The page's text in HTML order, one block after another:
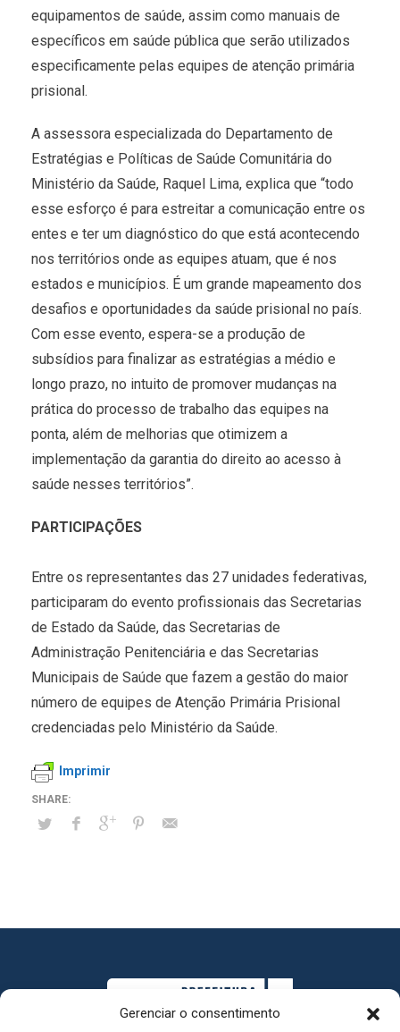
Gerenciar o consentimento
equipamentos de saúde, assim como manuais de
específicos em saúde pública que serão utilizados
especificamente pelas equipes de atenção primária
prisional.
A assessora especializada do Departamento de
Estratégias e Políticas de Saúde Comunitária do
Ministério da Saúde, Raquel Lima, explica que “todo
esse esforço é para estreitar a comunicação entre os
entes e ter um diagnóstico do que está acontecendo
nos territórios onde as equipes atuam, que é nos
estados e municípios. É um grande mapeamento dos
desafios e oportunidades da saúde prisional no país.
Com esse evento, espera-se a produção de
subsídios para finalizar as estratégias a médio e
longo prazo, no intuito de promover mudanças na
prática do processo de trabalho das equipes na
ponta, além de melhorias que otimizem a
implementação da garantia do direito ao acesso à
saúde nesses territórios”.
PARTICIPAÇÕES
Entre os representantes das 27 unidades federativas,
participaram do evento profissionais das Secretarias
de Estado da Saúde, das Secretarias de
Administração Penitenciária e das Secretarias
Municipais de Saúde que fazem a gestão do maior
número de equipes de Atenção Primária Prisional
credenciadas pelo Ministério da Saúde.
Imprimir